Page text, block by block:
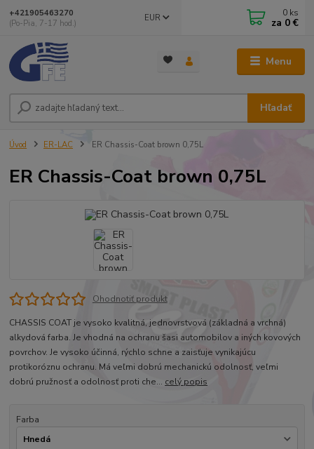
Menu
EUR
Hľadať
+421905463270
(Po-Pia, 7-17 hod.)
0 ks
za 0 €
Úvod ER-LAC ER Chassis-Coat brown 0,75L
ER Chassis-Coat brown 0,75L
Ohodnotiť produkt
CHASSIS COAT je vysoko kvalitná, jednovrstvová (základná a vrchná)
alkydová farba. Je vhodná na ochranu šasi automobilov a iných kovových
povrchov. Je vysoko účinná, rýchlo schne a zaisťuje vynikajúcu
protikoróznu ochranu. Má veľmi dobrú mechanickú odolnosť, veľmi
dobrú pružnosť a odolnosť proti che... celý popis
Farba